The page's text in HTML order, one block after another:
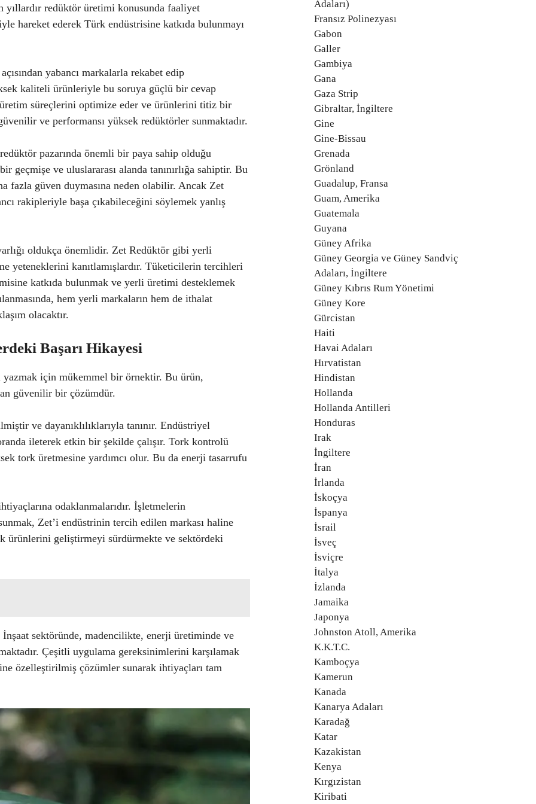
redüktör üretimi konusunda faaliyet
hareket ederek Türk endüstrisine katkıda bulunmayı
yabancı markalarla rekabet edip
kaliteli ürünleriyle bu soruya güçlü bir cevap
süreçlerini optimize eder ve ürünlerini titiz bir
ve performansı yüksek redüktörler sunmaktadır.
pazarında önemli bir paya sahip olduğu
geçmişe ve uluslararası alanda tanınırlığa sahiptir. Bu
fazla güven duymasına neden olabilir. Ancak Zet
rakipleriyle başa çıkabileceğini söylemek yanlış
oldukça önemlidir. Zet Redüktör gibi yerli
yeteneklerini kanıtlamışlardır. Tüketicilerin tercihleri
katkıda bulunmak ve yerli üretimi desteklemek
hem yerli markaların hem de ithalat
olacaktır.
Başarı Hikayesi
yazmak için mükemmel bir örnektir. Bu ürün,
güvenilir bir çözümdür.
ve dayanıklılıklarıyla tanınır. Endüstriyel
ileterek etkin bir şekilde çalışır. Tork kontrolü
tork üretmesine yardımcı olur. Bu da enerji tasarrufu
odaklanmalarıdır. İşletmelerin
Zet’i endüstrinin tercih edilen markası haline
ürünlerini geliştirmeyi sürdürmekte ve sektördeki
sektöründe, madencilikte, enerji üretiminde ve
Çeşitli uygulama gereksinimlerini karşılamak
özelleştirilmiş çözümler sunarak ihtiyaçları tam
Adaları)
Fransız Polinezyası
Gabon
Galler
Gambiya
Gana
Gaza Strip
Gibraltar, İngiltere
Gine
Gine-Bissau
Grenada
Grönland
Guadalup, Fransa
Guam, Amerika
Guatemala
Guyana
Güney Afrika
Güney Georgia ve Güney Sandviç
Adaları, İngiltere
Güney Kıbrıs Rum Yönetimi
Güney Kore
Gürcistan
Haiti
Havai Adaları
Hırvatistan
Hindistan
Hollanda
Hollanda Antilleri
Honduras
Irak
İngiltere
İran
İrlanda
İskoçya
İspanya
İsrail
İsveç
İsviçre
İtalya
İzlanda
Jamaika
Japonya
Johnston Atoll, Amerika
K.K.T.C.
Kamboçya
Kamerun
Kanada
Kanarya Adaları
Karadağ
Katar
Kazakistan
Kenya
Kırgızistan
Kiribati